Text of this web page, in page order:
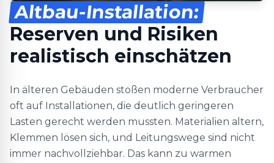
Altbau-Installation:
Reserven und Risiken
realistisch einschätzen
In älteren Gebäuden stoßen moderne Verbraucher
oft auf Installationen, die deutlich geringeren
Lasten gerecht werden mussten. Materialien altern,
Klemmen lösen sich, und Leitungswege sind nicht
immer nachvollziehbar. Das kann zu warmen